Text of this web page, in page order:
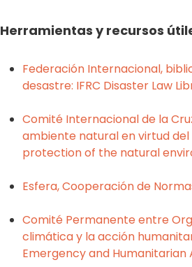
Herramientas y recursos
Federación Internacional,
desastre: IFRC Disaster Law
Comité Internacional de la
ambiente natural en virtud del
protection of the natural
Esfera, Cooperación de
Comité Permanente entre
climática y la acción
Emergency and Humanitarian